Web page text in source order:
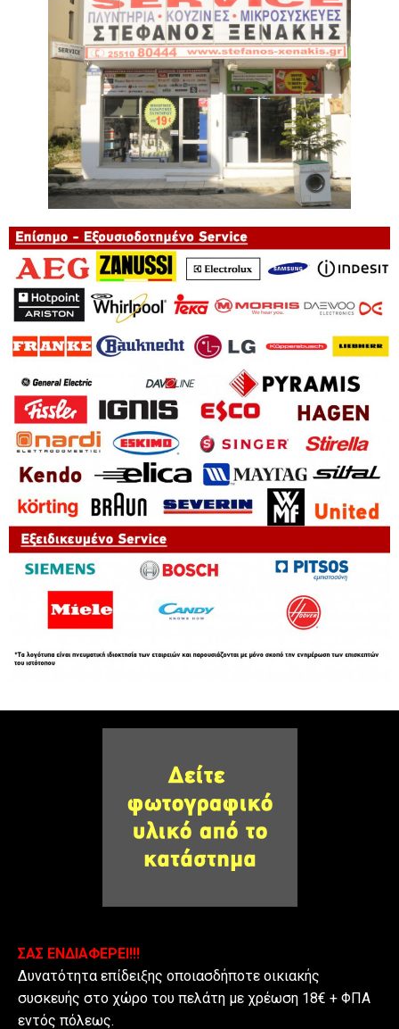
ΣΑΣ ΕΝΔΙΑΦΕΡΕΙ!!!
Δυνατότητα επίδειξης οποιασδήποτε οικιακής
συσκευής στο χώρο του πελάτη με χρέωση 18€ + ΦΠΑ
εντός πόλεως.